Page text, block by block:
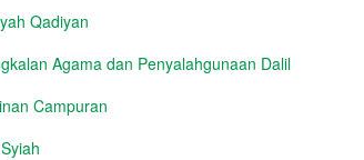
Qadiyan
Agama dan Penyalahgunaan Dalil
Campuran